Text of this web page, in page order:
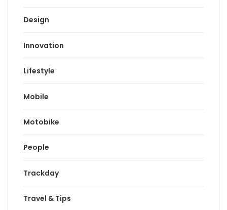
Design
Innovation
Lifestyle
Mobile
Motobike
People
Trackday
Travel & Tips